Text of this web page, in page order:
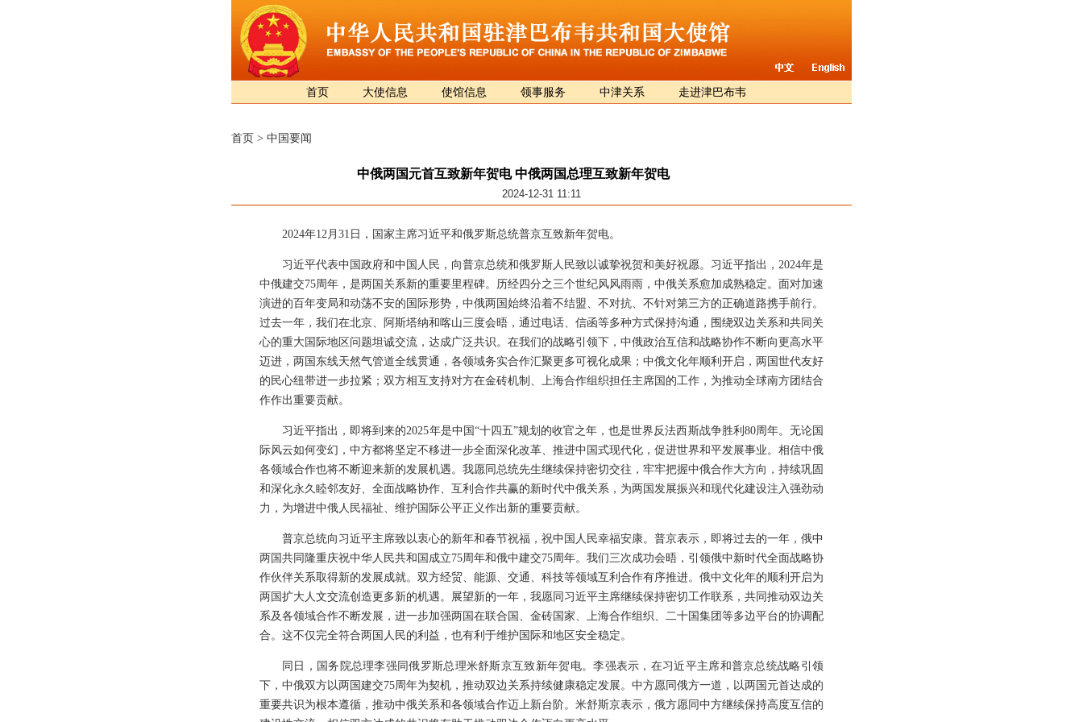
首页 大使信息 使馆信息 领事服务 中津关系 走进津巴布韦
首页 > 中国要闻
中俄两国元首互致新年贺电 中俄两国总理互致新年贺电
2024-12-31 11:11
2024年12月31日，国家主席习近平和俄罗斯总统普京互致新年贺电。
习近平代表中国政府和中国人民，向普京总统和俄罗斯人民致以诚挚祝贺和美好祝愿。习近平指出，2024年是
中俄建交75周年，是两国关系新的重要里程碑。历经四分之三个世纪风风雨雨，中俄关系愈加成熟稳定。面对加速
演进的百年变局和动荡不安的国际形势，中俄两国始终沿着不结盟、不对抗、不针对第三方的正确道路携手前行。
过去一年，我们在北京、阿斯塔纳和喀山三度会晤，通过电话、信函等多种方式保持沟通，围绕双边关系和共同关
心的重大国际地区问题坦诚交流，达成广泛共识。在我们的战略引领下，中俄政治互信和战略协作不断向更高水平
迈进，两国东线天然气管道全线贯通，各领域务实合作汇聚更多可视化成果；中俄文化年顺利开启，两国世代友好
的民心纽带进一步拉紧；双方相互支持对方在金砖机制、上海合作组织担任主席国的工作，为推动全球南方团结合
作作出重要贡献。
习近平指出，即将到来的2025年是中国“十四五”规划的收官之年，也是世界反法西斯战争胜利80周年。无论国
际风云如何变幻，中方都将坚定不移进一步全面深化改革、推进中国式现代化，促进世界和平发展事业。相信中俄
各领域合作也将不断迎来新的发展机遇。我愿同总统先生继续保持密切交往，牢牢把握中俄合作大方向，持续巩固
和深化永久睦邻友好、全面战略协作、互利合作共赢的新时代中俄关系，为两国发展振兴和现代化建设注入强劲动
力，为增进中俄人民福祉、维护国际公平正义作出新的重要贡献。
普京总统向习近平主席致以衷心的新年和春节祝福，祝中国人民幸福安康。普京表示，即将过去的一年，俄中
两国共同隆重庆祝中华人民共和国成立75周年和俄中建交75周年。我们三次成功会晤，引领俄中新时代全面战略协
作伙伴关系取得新的发展成就。双方经贸、能源、交通、科技等领域互利合作有序推进。俄中文化年的顺利开启为
两国扩大人文交流创造更多新的机遇。展望新的一年，我愿同习近平主席继续保持密切工作联系，共同推动双边关
系及各领域合作不断发展，进一步加强两国在联合国、金砖国家、上海合作组织、二十国集团等多边平台的协调配
合。这不仅完全符合两国人民的利益，也有利于维护国际和地区安全稳定。
同日，国务院总理李强同俄罗斯总理米舒斯京互致新年贺电。李强表示，在习近平主席和普京总统战略引领
下，中俄双方以两国建交75周年为契机，推动双边关系持续健康稳定发展。中方愿同俄方一道，以两国元首达成的
重要共识为根本遵循，推动中俄关系和各领域合作迈上新台阶。米舒斯京表示，俄方愿同中方继续保持高度互信的